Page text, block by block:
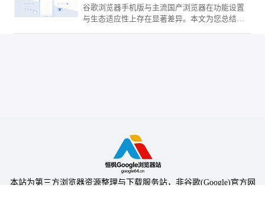
的高级检索重构策略。
谷歌浏览器手机版与主流国产浏览器在功能设置
与生态适应性上存在显著差异。本文为您总结核
本站为第三方浏览器资源整理与下载服务站，非谷歌(Google)官方网